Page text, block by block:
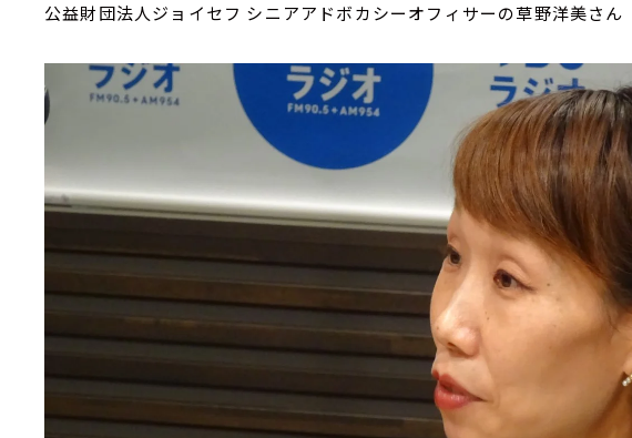
公益財団法人ジョイセフ シニアアドボカシーオフィサーの草野洋美さん